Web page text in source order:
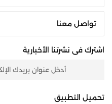
تواصل معنا
اشترك فى نشرتنا الأخبارية
تحميل التطبيق